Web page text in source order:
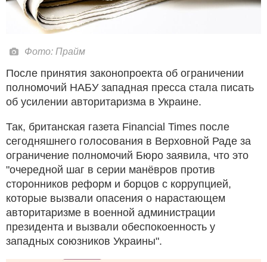
Фото: Прайм
После принятия законопроекта об ограничении
полномочий НАБУ западная пресса стала писать
об усилении авторитаризма в Украине.
Так, британская газета Financial Times после
сегодняшнего голосования в Верховной Раде за
ограничение полномочий Бюро заявила, что это
"очередной шаг в серии манёвров против
сторонников реформ и борцов с коррупцией,
которые вызвали опасения о нарастающем
авторитаризме в военной администрации
президента и вызвали обеспокоенность у
западных союзников Украины".